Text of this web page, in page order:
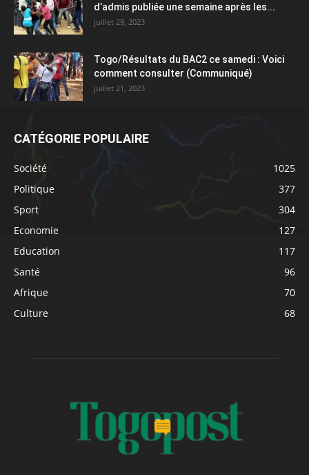
d’admis publiée une semaine après les...
juillet 29, 2023
Togo/Résultats du BAC2 ce samedi : Voici
comment consulter (Communiqué)
juillet 21, 2023
CATÉGORIE POPULAIRE
Société
1025
Politique
377
Sport
304
Economie
127
Education
117
Santé
96
Afrique
70
Culture
68